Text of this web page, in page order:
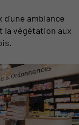
d'une ambiance
la végétation aux